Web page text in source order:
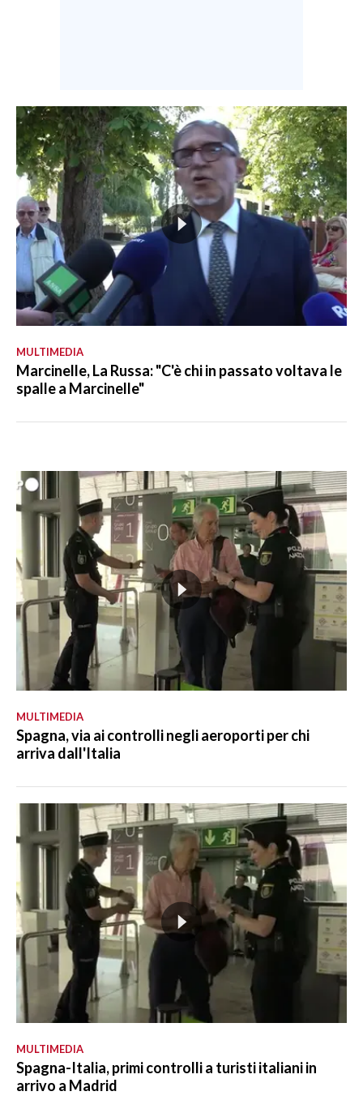
MULTIMEDIA
Marcinelle, La Russa: "C'è chi in passato voltava le
spalle a Marcinelle"
MULTIMEDIA
Spagna, via ai controlli negli aeroporti per chi
arriva dall'Italia
MULTIMEDIA
Spagna-Italia, primi controlli a turisti italiani in
arrivo a Madrid